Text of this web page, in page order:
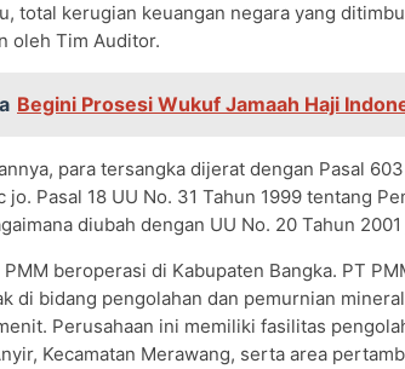
total kerugian keuangan negara yang
oleh Tim Auditor.
Begini Prosesi Wukuf Jamaah Haji
para tersangka dijerat dengan Pasal
jo. Pasal 18 UU No. 31 Tahun 1999 tentang
diubah dengan UU No. 20 Tahun 2001
beroperasi di Kabupaten Bangka. PT
di bidang pengolahan dan pemurnian
Perusahaan ini memiliki fasilitas
Kecamatan Merawang, serta area